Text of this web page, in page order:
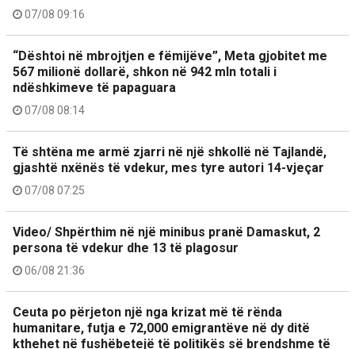
07/08 09:16
“Dështoi në mbrojtjen e fëmijëve”, Meta gjobitet me
567 milionë dollarë, shkon në 942 mln totali i
ndëshkimeve të papaguara
07/08 08:14
Të shtëna me armë zjarri në një shkollë në Tajlandë,
gjashtë nxënës të vdekur, mes tyre autori 14-vjeçar
07/08 07:25
Video/ Shpërthim në një minibus pranë Damaskut, 2
persona të vdekur dhe 13 të plagosur
06/08 21:36
Ceuta po përjeton një nga krizat më të rënda
humanitare, futja e 72,000 emigrantëve në dy ditë
kthehet në fushëbetejë të politikës së brendshme të